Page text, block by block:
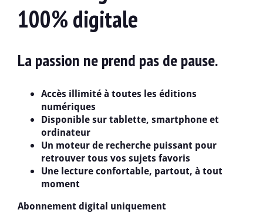
100% digitale
La passion ne prend pas de pause.
Accès illimité à toutes les éditions
numériques
Disponible sur tablette, smartphone et
ordinateur
Un moteur de recherche puissant pour
retrouver tous vos sujets favoris
Une lecture confortable, partout, à tout
moment
Abonnement digital uniquement